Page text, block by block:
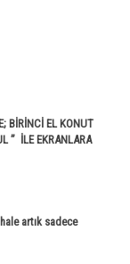
BİRİNCİ EL KONUT
” İLE EKRANLARA
artık sadece